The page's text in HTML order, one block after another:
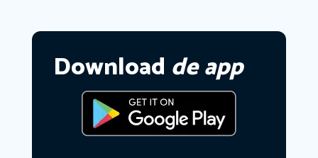
Download de app